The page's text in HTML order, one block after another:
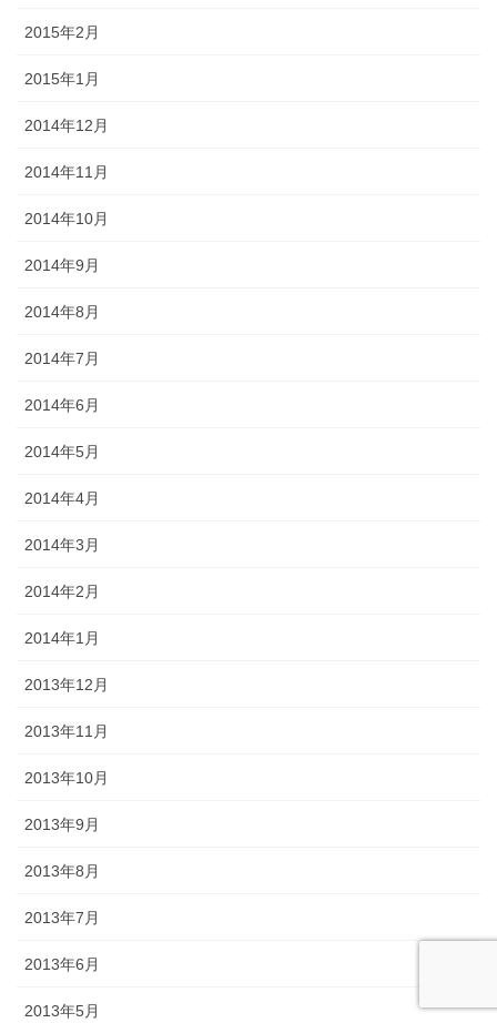
2015年2月
2015年1月
2014年12月
2014年11月
2014年10月
2014年9月
2014年8月
2014年7月
2014年6月
2014年5月
2014年4月
2014年3月
2014年2月
2014年1月
2013年12月
2013年11月
2013年10月
2013年9月
2013年8月
2013年7月
2013年6月
2013年5月